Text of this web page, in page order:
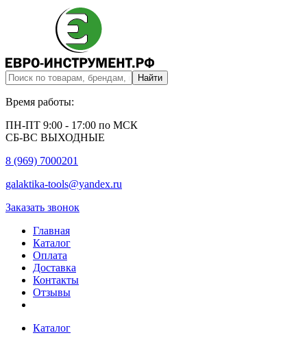
Время работы:
ПН-ПТ 9:00 - 17:00 по МСК
СБ-ВС ВЫХОДНЫЕ
8 (969) 7000201
galaktika-tools@yandex.ru
Заказать звонок
Главная
Каталог
Оплата
Доставка
Контакты
Отзывы
Каталог